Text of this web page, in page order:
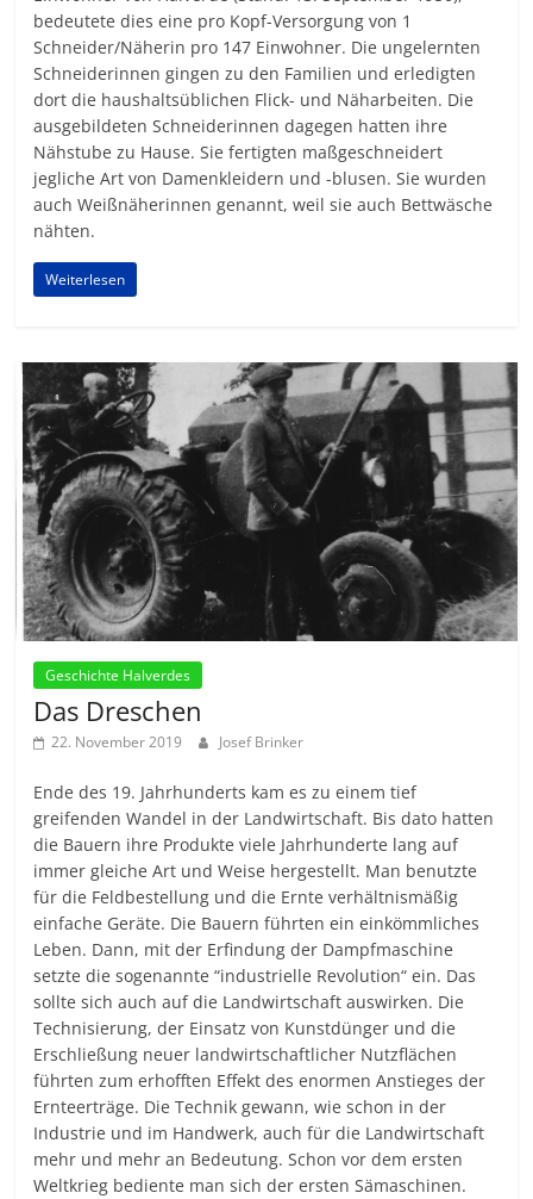
bedeutete dies eine pro Kopf-Versorgung von 1
Schneider/Näherin pro 147 Einwohner. Die ungelernten
Schneiderinnen gingen zu den Familien und erledigten
dort die haushaltsüblichen Flick- und Näharbeiten. Die
ausgebildeten Schneiderinnen dagegen hatten ihre
Nähstube zu Hause. Sie fertigten maßgeschneidert
jegliche Art von Damenkleidern und -blusen. Sie wurden
auch Weißnäherinnen genannt, weil sie auch Bettwäsche
nähten.
Weiterlesen
Geschichte Halverdes
Das Dreschen
22. November 2019 Josef Brinker
Ende des 19. Jahrhunderts kam es zu einem tief
greifenden Wandel in der Landwirtschaft. Bis dato hatten
die Bauern ihre Produkte viele Jahrhunderte lang auf
immer gleiche Art und Weise hergestellt. Man benutzte
für die Feldbestellung und die Ernte verhältnismäßig
einfache Geräte. Die Bauern führten ein einkömmliches
Leben. Dann, mit der Erfindung der Dampfmaschine
setzte die sogenannte “industrielle Revolution“ ein. Das
sollte sich auch auf die Landwirtschaft auswirken. Die
Technisierung, der Einsatz von Kunstdünger und die
Erschließung neuer landwirtschaftlicher Nutzflächen
führten zum erhofften Effekt des enormen Anstieges der
Ernteerträge. Die Technik gewann, wie schon in der
Industrie und im Handwerk, auch für die Landwirtschaft
mehr und mehr an Bedeutung. Schon vor dem ersten
Weltkrieg bediente man sich der ersten Sämaschinen.